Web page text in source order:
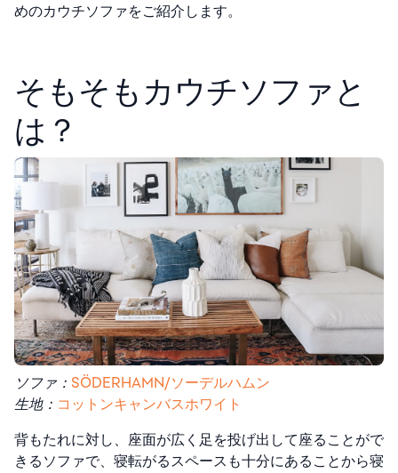
めのカウチソファをご紹介します。
そもそもカウチソファと
は？
ソファ： SÖDERHAMN/ソーデルハムン
生地： コットンキャンバスホワイト
背もたれに対し、座面が広く足を投げ出して座ることがで
きるソファで、寝転がるスペースも十分にあることから寝